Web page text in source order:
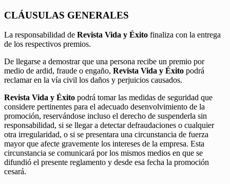
CLÁUSULAS GENERALES
La responsabilidad de Revista Vida y Éxito finaliza con la entrega
de los respectivos premios.
De llegarse a demostrar que una persona recibe un premio por
medio de ardid, fraude o engaño, Revista Vida y Éxito podrá
reclamar en la vía civil los daños y perjuicios causados.
Revista Vida y Éxito podrá tomar las medidas de seguridad que
considere pertinentes para el adecuado desenvolvimiento de la
promoción, reservándose incluso el derecho de suspenderla sin
responsabilidad, si se llegar a detectar defraudaciones o cualquier
otra irregularidad, o si se presentara una circunstancia de fuerza
mayor que afecte gravemente los intereses de la empresa. Esta
circunstancia se comunicará por los mismos medios en que se
difundió el presente reglamento y desde esa fecha la promoción
cesará.